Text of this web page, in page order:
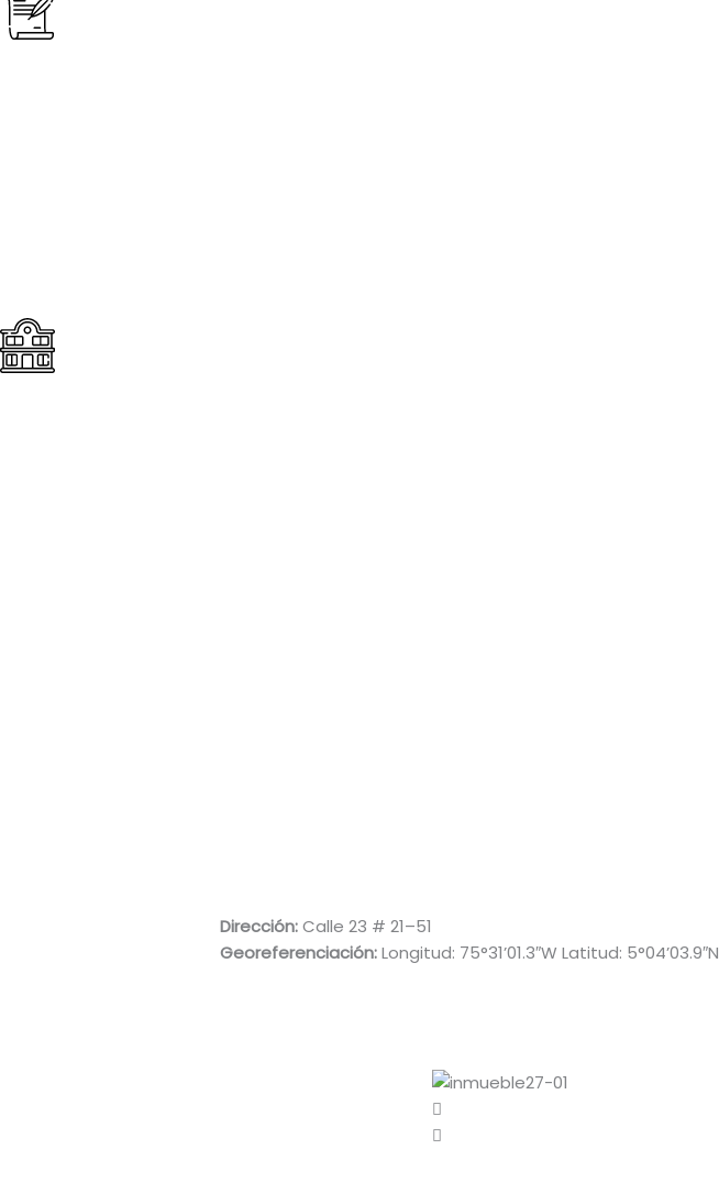
Dirección:Calle 23 # 21–51
Georeferenciación:Longitud: 75°31’01.3″W Latitud: 5°04’03.9″N